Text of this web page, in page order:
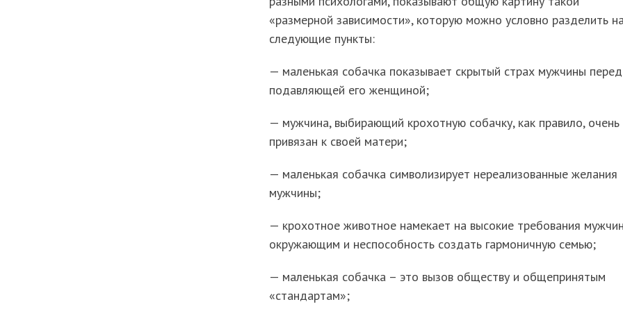
«размерной зависимости», которую можно условно разделить на
следующие пункты:
— маленькая собачка показывает скрытый страх мужчины перед
подавляющей его женщиной;
— мужчина, выбирающий крохотную собачку, как правило, очень
привязан к своей матери;
— маленькая собачка символизирует нереализованные желания
мужчины;
— крохотное животное намекает на высокие требования
окружающим и неспособность создать гармоничную семью;
— маленькая собачка – это вызов обществу и общепринятым
«стандартам»;